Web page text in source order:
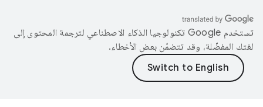
تستخدم Google تكنولوجيا الذكاء الاصطناعي لترجمة المحتوى إلى
لغتك المفضّلة، وقد تتضمّن بعض الأخطاء.